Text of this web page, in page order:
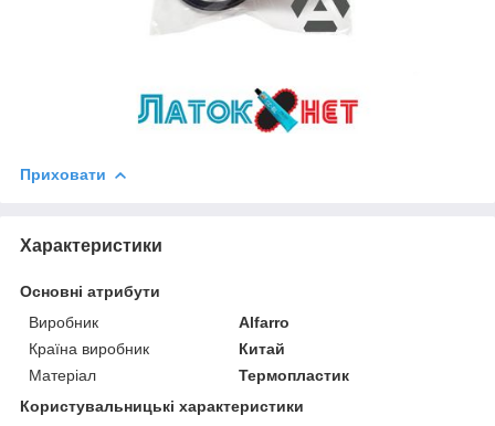
Приховати
Характеристики
Основні атрибути
Виробник
Alfarro
Країна виробник
Китай
Матеріал
Термопластик
Користувальницькі характеристики